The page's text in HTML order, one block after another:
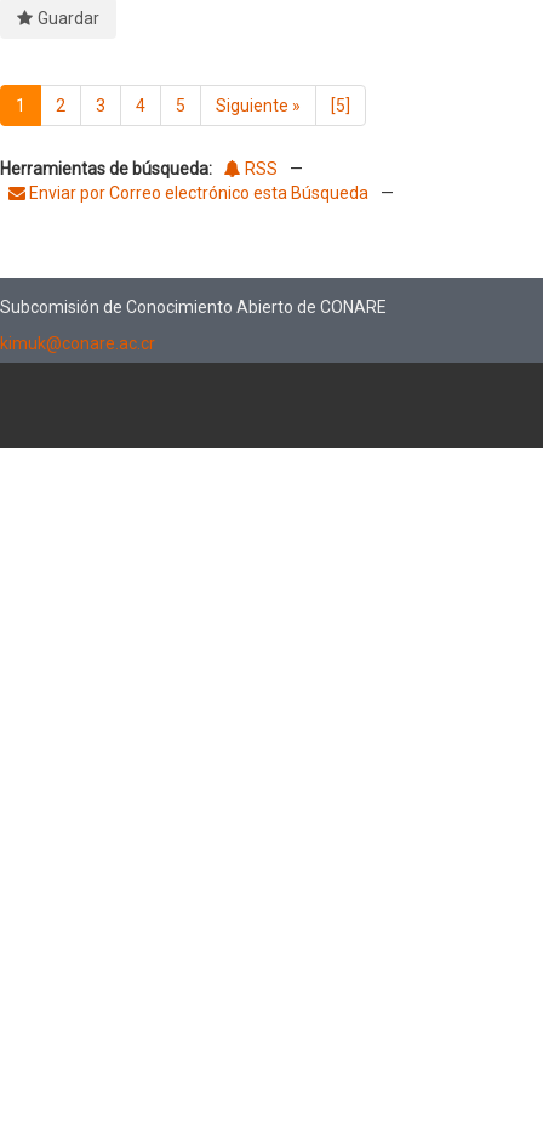
Guardar
1 2 3 4 5 Siguiente » [5]
Herramientas de búsqueda: RSS
—
Enviar por Correo electrónico esta Búsqueda
—
Subcomisión de Conocimiento Abierto de CONARE
kimuk@conare.ac.cr